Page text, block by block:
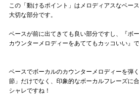
この「動けるポイント」はメロディアスなベー
大切な部分です。
ベースが前に出てきても良い部分ですし、『ボ
カウンターメロディーをあててもカッコいい』で
ベースでボーカルのカウンターメロディーを弾
節」だけでなく、印象的なボーカルフレーズに
シャレですね！